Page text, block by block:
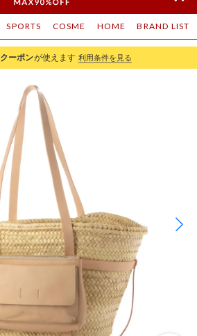
SPORTS COSME HOME BRAND LIST
クーポンが使えます 利用条件を見る